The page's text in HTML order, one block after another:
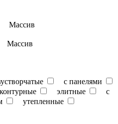
Массив
Массив
с панелями
элитные
с
утепленные